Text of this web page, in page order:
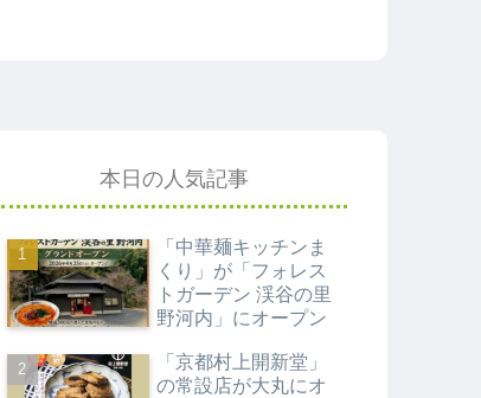
本日の人気記事
「中華麺キッチンま
くり」が「フォレス
トガーデン 渓谷の里
野河内」にオープン
「京都村上開新堂」
の常設店が大丸にオ